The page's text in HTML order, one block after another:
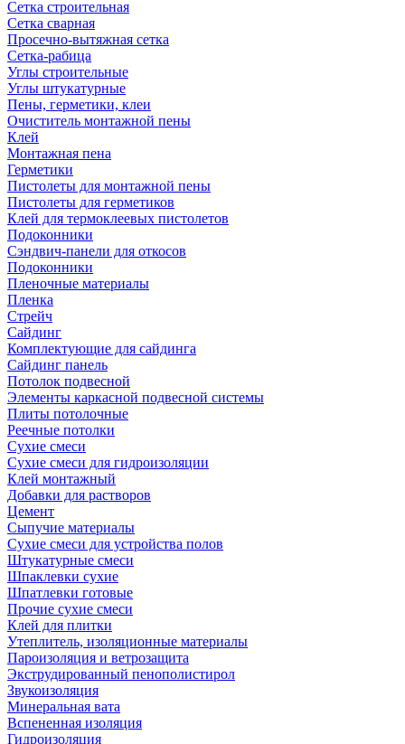
Сетка строительная
Сетка сварная
Просечно-вытяжная сетка
Сетка-рабица
Углы строительные
Углы штукатурные
Пены, герметики, клеи
Очиститель монтажной пены
Клей
Монтажная пена
Герметики
Пистолеты для монтажной пены
Пистолеты для герметиков
Клей для термоклеевых пистолетов
Подоконники
Сэндвич-панели для откосов
Подоконники
Пленочные материалы
Пленка
Стрейч
Сайдинг
Комплектующие для сайдинга
Сайдинг панель
Потолок подвесной
Элементы каркасной подвесной системы
Плиты потолочные
Реечные потолки
Сухие смеси
Сухие смеси для гидроизоляции
Клей монтажный
Добавки для растворов
Цемент
Сыпучие материалы
Сухие смеси для устройства полов
Штукатурные смеси
Шпаклевки сухие
Шпатлевки готовые
Прочие сухие смеси
Клей для плитки
Утеплитель, изоляционные материалы
Пароизоляция и ветрозащита
Экструдированный пенополистирол
Звукоизоляция
Минеральная вата
Вспененная изоляция
Гидроизоляция